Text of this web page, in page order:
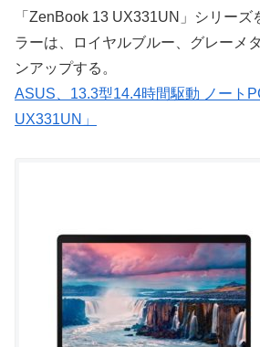
「ZenBook 13 UX331UN」シリーズ
ラーは、ロイヤルブルー、グレーメ
ンアップする。
ASUS、13.3型14.4時間駆動 ノート
UX331UN」